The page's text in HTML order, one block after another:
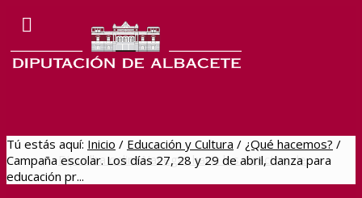
Dipualba onlineNavegar hacia los directos de
Tú estás aquí: Inicio / Educación y Cultura / ¿Qué hacemos? /
Campaña escolar. Los días 27, 28 y 29 de abril, danza para
educación pr...